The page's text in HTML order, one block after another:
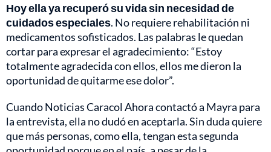
Hoy ella ya recuperó su vida sin necesidad de
cuidados especiales. No requiere rehabilitación ni
medicamentos sofisticados. Las palabras le quedan
cortar para expresar el agradecimiento: “Estoy
totalmente agradecida con ellos, ellos me dieron la
oportunidad de quitarme ese dolor”.
Cuando Noticias Caracol Ahora contactó a Mayra para
la entrevista, ella no dudó en aceptarla. Sin duda quiere
que más personas, como ella, tengan esta segunda